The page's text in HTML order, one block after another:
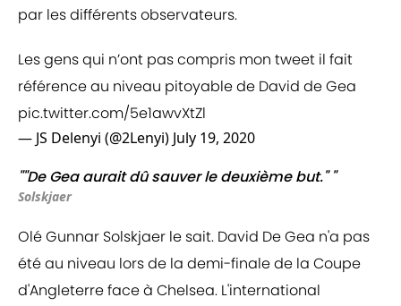
par les différents observateurs.
Les gens qui n’ont pas compris mon tweet il fait
référence au niveau pitoyable de David de Gea
pic.twitter.com/5e1awvXtZl
— JS Delenyi (@2Lenyi) July 19, 2020
""De Gea aurait dû sauver le deuxième but." "
Solskjaer
Olé Gunnar Solskjaer le sait. David De Gea n'a pas
été au niveau lors de la demi-finale de la Coupe
d'Angleterre face à Chelsea. L'international